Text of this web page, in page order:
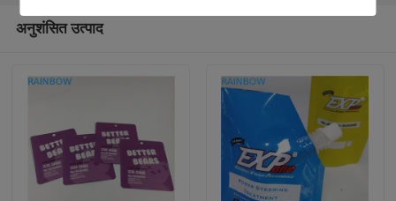
अनुशंसित उत्पाद